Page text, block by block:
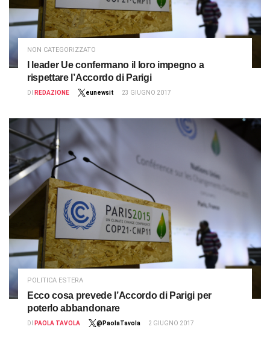
NON CATEGORIZZATO
I leader Ue confermano il loro impegno a
rispettare l’Accordo di Parigi
DI REDAZIONE eunewsit 23 GIUGNO 2017
POLITICA ESTERA
Ecco cosa prevede l’Accordo di Parigi per
poterlo abbandonare
DI PAOLA TAVOLA @PaolaTavola 2 GIUGNO 2017